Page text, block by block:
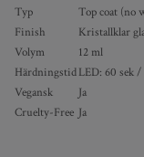
Typ
Top coat (no
Finish
Kristallklar
Volym
12 ml
HärdningstidLED: 60 sek
Vegansk
Ja
Cruelty-Free Ja